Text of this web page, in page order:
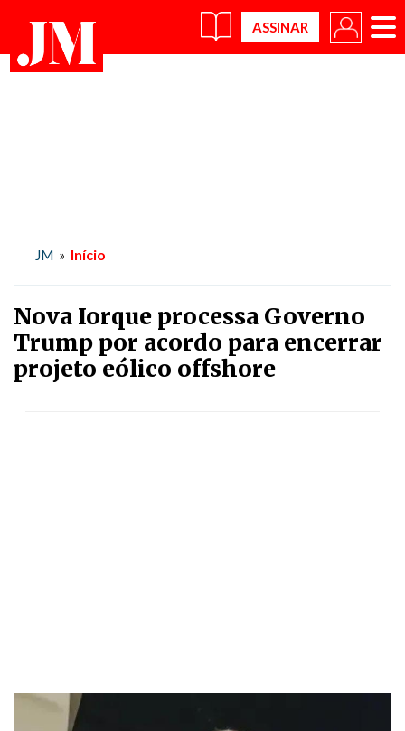
×
JM » Início
Nova Iorque processa Governo
Trump por acordo para encerrar
projeto eólico offshore